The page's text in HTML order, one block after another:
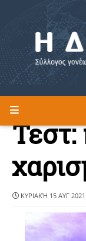
Η
ΚΥΡΙΑΚΉ 15 ΑΥΓ 2021